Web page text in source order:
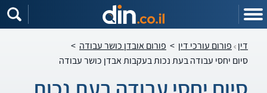
דין פורום עורכי דין > פורום אובדן כושר עבודה >
סיום יחסי עבודה בעת נכות בעקבות אבדן כושר עבודה